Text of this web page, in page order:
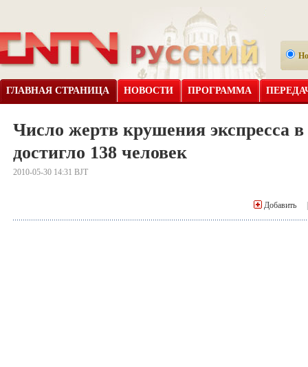
ГЛАВНАЯ СТРАНИЦА НОВОСТИ ПРОГРАММА
Число жертв крушения экспресса
достигло 138 человек
2010-05-30 14:31 BJT
Добавить